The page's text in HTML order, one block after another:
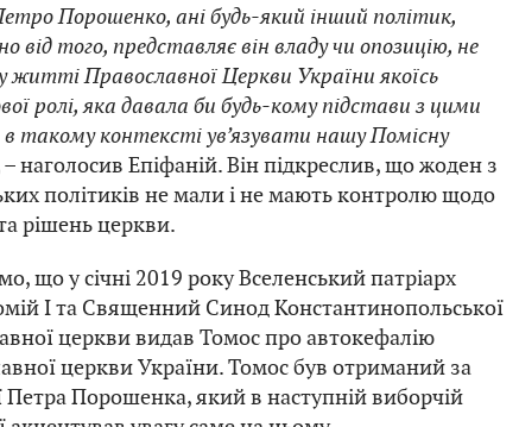
Порошенко, ані будь-який інший політик,
від того, представляє він владу чи опозицію, не
у житті Православної Церкви України якоїсь
ролі, яка давала би будь-кому підстави з цими
такому контексті ув’язувати нашу Помісну
– наголосив Епіфаній. Він підкреслив, що жоден з
політиків не мали і не мають контролю щодо
рішень церкви.
що у січні 2019 року Вселенський патріарх
I та Священний Синод Константинопольської
церкви видав Томос про автокефалію
церкви України. Томос був отриманий за
Петра Порошенка, який в наступній виборчій